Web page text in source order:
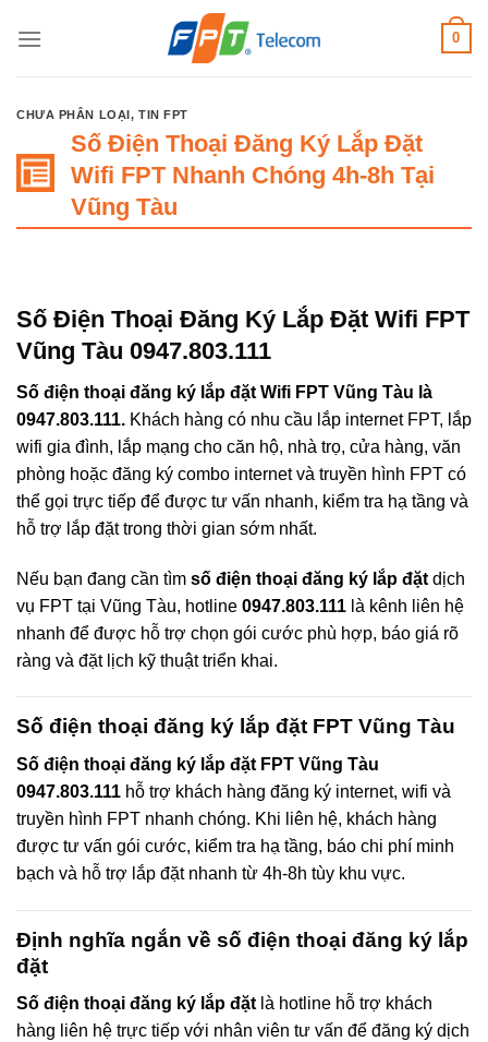
qua
0
CHƯA PHÂN LOẠI, TIN FPT
Số Điện Thoại Đăng Ký Lắp Đặt
Wifi FPT Nhanh Chóng 4h-8h Tại
Vũng Tàu
Số Điện Thoại Đăng Ký Lắp Đặt Wifi FPT
Vũng Tàu 0947.803.111
Số điện thoại đăng ký lắp đặt Wifi FPT Vũng Tàu là
0947.803.111. Khách hàng có nhu cầu lắp internet FPT, lắp
wifi gia đình, lắp mạng cho căn hộ, nhà trọ, cửa hàng, văn
phòng hoặc đăng ký combo internet và truyền hình FPT có
thể gọi trực tiếp để được tư vấn nhanh, kiểm tra hạ tầng và
hỗ trợ lắp đặt trong thời gian sớm nhất.
Nếu bạn đang cần tìm số điện thoại đăng ký lắp đặt dịch
vụ FPT tại Vũng Tàu, hotline 0947.803.111 là kênh liên hệ
nhanh để được hỗ trợ chọn gói cước phù hợp, báo giá rõ
ràng và đặt lịch kỹ thuật triển khai.
Số điện thoại đăng ký lắp đặt FPT Vũng Tàu
Số điện thoại đăng ký lắp đặt FPT Vũng Tàu
0947.803.111 hỗ trợ khách hàng đăng ký internet, wifi và
truyền hình FPT nhanh chóng. Khi liên hệ, khách hàng
được tư vấn gói cước, kiểm tra hạ tầng, báo chi phí minh
bạch và hỗ trợ lắp đặt nhanh từ 4h-8h tùy khu vực.
Định nghĩa ngắn về số điện thoại đăng ký lắp
đặt
Số điện thoại đăng ký lắp đặt là hotline hỗ trợ khách
hàng liên hệ trực tiếp với nhân viên tư vấn để đăng ký dịch